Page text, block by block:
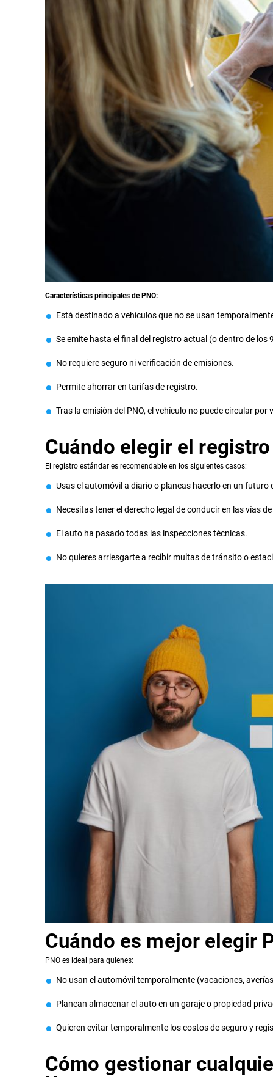
Características principales de PNO:
Está destinado a vehículos que no se usan
Se emite hasta el final del registro actual (o dentro de
No requiere seguro ni verificación de emisiones.
Permite ahorrar en tarifas de registro.
Tras la emisión del PNO, el vehículo no puede circular por
Cuándo elegir el
El registro estándar es recomendable en los siguientes casos:
Usas el automóvil a diario o planeas hacerlo en un futuro
Necesitas tener el derecho legal de conducir en las vías
El auto ha pasado todas las inspecciones técnicas.
No quieres arriesgarte a recibir multas de tránsito o
Cuándo es mejor elegir
PNO es ideal para quienes:
No usan el automóvil temporalmente (vacaciones,
Planean almacenar el auto en un garaje o propiedad
Quieren evitar temporalmente los costos de seguro y
Cómo gestionar